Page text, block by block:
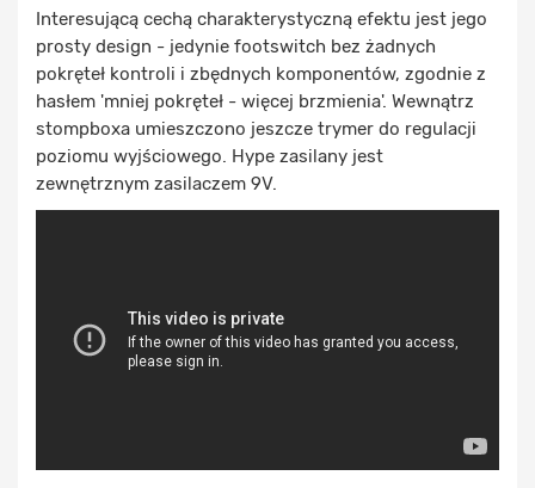
Interesującą cechą charakterystyczną efektu jest jego
prosty design - jedynie footswitch bez żadnych
pokręteł kontroli i zbędnych komponentów, zgodnie z
hasłem 'mniej pokręteł - więcej brzmienia'. Wewnątrz
stompboxa umieszczono jeszcze trymer do regulacji
poziomu wyjściowego. Hype zasilany jest
zewnętrznym zasilaczem 9V.